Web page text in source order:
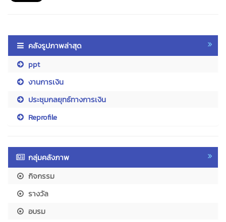
คลังรูปภาพล่าสุด
ppt
งานการเงิน
ประชุมกลยุทธ์ทางการเงิน
Reprofile
กลุ่มคลังภาพ
กิจกรรม
รางวัล
อบรม